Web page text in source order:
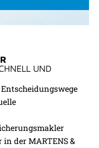
UND
der MARTENS &